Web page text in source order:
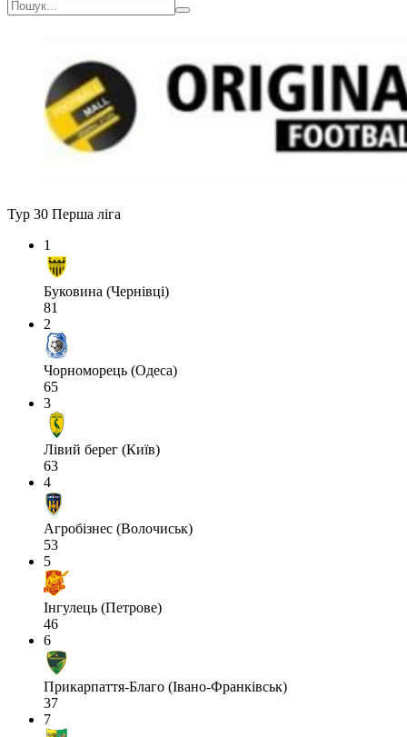
Тур 30 Перша ліга
1
Буковина (Чернівці)
81
2
Чорноморець (Одеса)
65
3
Лівий берег (Київ)
63
4
Агробізнес (Волочиськ)
53
5
Інгулець (Петрове)
46
6
Прикарпаття-Благо (Івано-Франківськ)
37
7